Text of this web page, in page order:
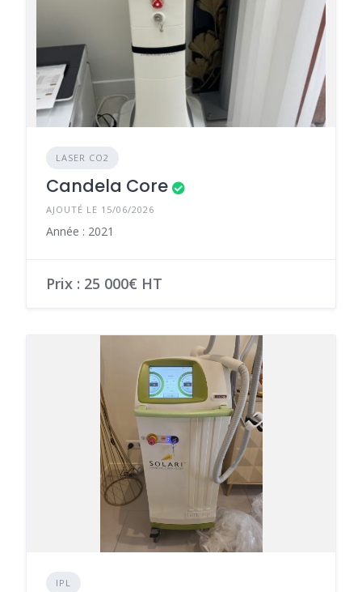
LASER CO2
Candela Core
AJOUTÉ LE 15/06/2026
Année : 2021
Prix : 25 000€ HT
IPL